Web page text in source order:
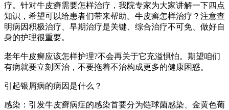
疗。针对牛皮癣需要怎样治疗，我院专家为大家讲解一下四点
知识，希望可以给患者们带来帮助。牛皮癣怎样治疗？注意查
明病因积极治疗、早期治疗是关键、综合治疗不可免、做好自
身的护理很重要。
老年牛皮癣应该怎样护理?不会再关于它充溢惧怕。期望咱们
有病就要立刻医治，不要拖着不治构成更多的健康困惑。
引起银屑病的病因是什么？
感染：引发牛皮癣病症的感染首要分为链球菌感染、金黄色葡